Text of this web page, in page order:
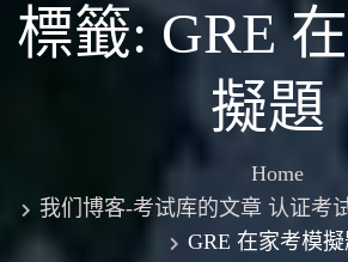
標籤:GRE
擬題
Home
我们博客-考试库的文章 认证考
GRE 在家考模擬